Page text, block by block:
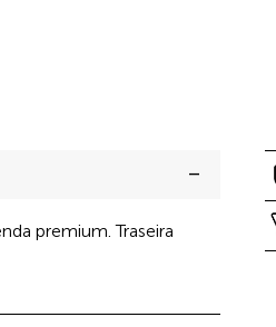
premium. Traseira